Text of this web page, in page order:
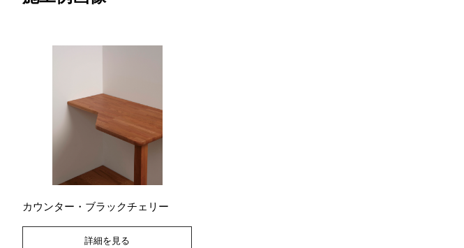
カウンター・ブラックチェリー
詳細を見る